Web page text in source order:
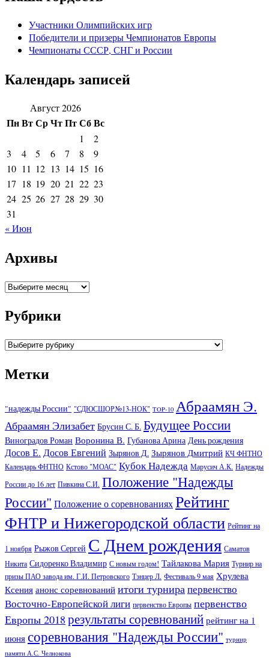
Участники Олимпийских игр
Победители и призеры Чемпионатов Европы
Чемпионаты СССР, СНГ и Росcии
Календарь записей
Август 2026
ПнВтСрЧтПтСбВс
1
2
3
4 5 6 7 8
9
10 11 12 13 14 15 16
17 18 19 20 21 22 23
24 25 26 27 28 29 30
31
« Июн
Архивы
Архивы
Рубрики
Рубрики
Метки
"надежды России" "СДЮСШОР№13-НОК" TOP-10 Абраамян Э.
Абраамян Элизабет Брусин С. Б. Будущее России
Виноградов Роман Воронина В. Губанова Арина День рождения
Досов Е. Досов Евгений Зырянов Д. Зырянов Дмитрий КЧ ФНТНО
Календарь ФНТНО Кстово "МОАС" Кубок Надежда Марусич А.К. Надежды
России до 16 лет Пивкина С.И. Положение "Надежды
России" Положение о соревнованияхРейтинг
ФНТР и Нижегородской области Рейтинг на
1 ноября Рыжов Сергей С Днем рождения Саматов
Никита Сидоренко Владимир С новым годом! Тайлакова Мария Турнир на
призы ПАО завода им. Г.И. Петровского Тэнцер Л. Фестиваль 9 мая Хрулева
Ксения анонс соревнований итоги турнирапервенство
Восточно-Европейской лиги первенство Европы первенство
Европы 2018 результаты соревнований рейтинг на 1
июня соревнования "Надежды России" турнир
памяти А.С. Челнокова